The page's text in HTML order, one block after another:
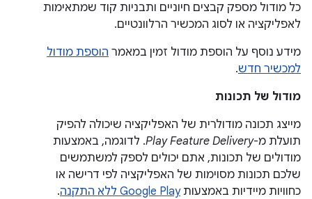
כל מודול מספק קבצים חיוניים ותבניות קוד שמתאימות
לאפליקציה או לסוג המכשיר הרלוונטיים.
מידע נוסף על הוספת מודול זמין במאמר הוספת מודול
למכשיר חדש.
מודול של תכונות
מייצג תכונה מודולרית של האפליקציה שיכולה להפיק
תועלת מ-Play Feature Delivery. לדוגמה, באמצעות
מודולים של תכונות, אתם יכולים לספק למשתמשים
שלכם תכונות מסוימות של האפליקציה לפי דרישה או
כחוויות מיידיות באמצעותGoogle Play ללא התקנה
.